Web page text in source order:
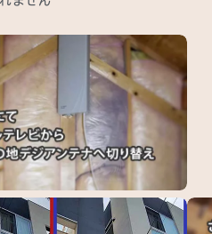
ブルテレビから地デジアンテナ ポ